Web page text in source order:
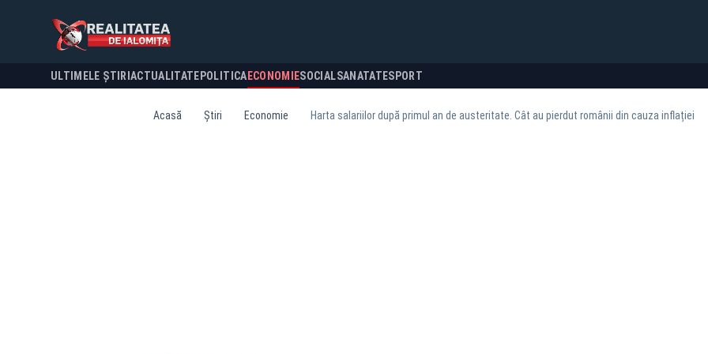
ULTIMELE ȘTIRI ACTUALITATE POLITICA ECONOMIESOCIALSANATATESPORT
Acasă Știri Economie Harta salariilor după primul an de austeritate. Cât au pierdut românii din cauza inflației